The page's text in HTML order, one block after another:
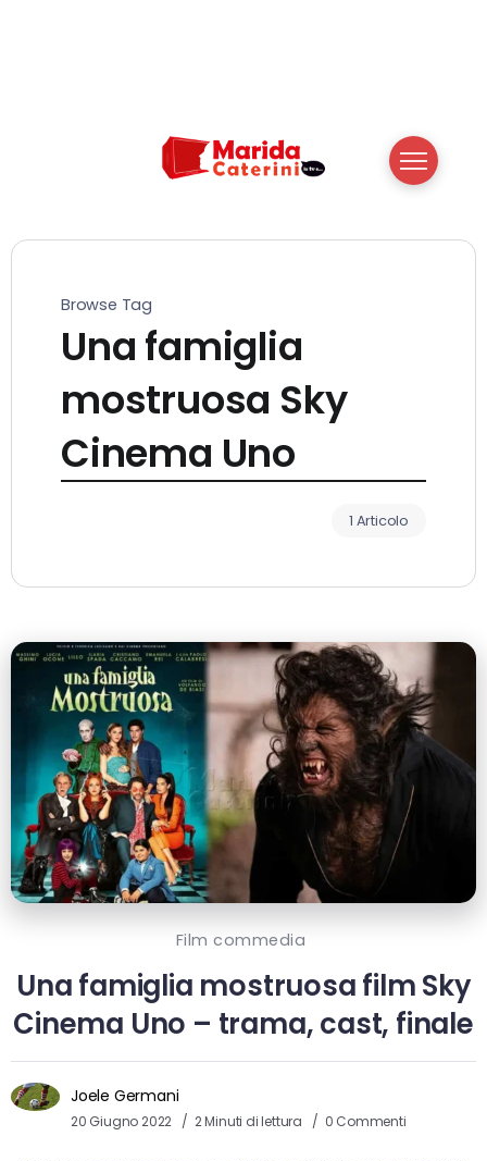
Browse Tag
Una famiglia
mostruosa Sky
Cinema Uno
1 Articolo
Film commedia
Una famiglia mostruosa film Sky
Cinema Uno – trama, cast, finale
Joele Germani
20 Giugno 2022 2 Minuti di lettura 0 Commenti